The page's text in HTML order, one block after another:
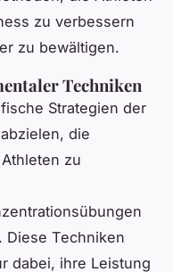
zu verbessern
zu bewältigen.
Techniken
Strategien der
die
zu
Diese Techniken
dabei, ihre Leistung